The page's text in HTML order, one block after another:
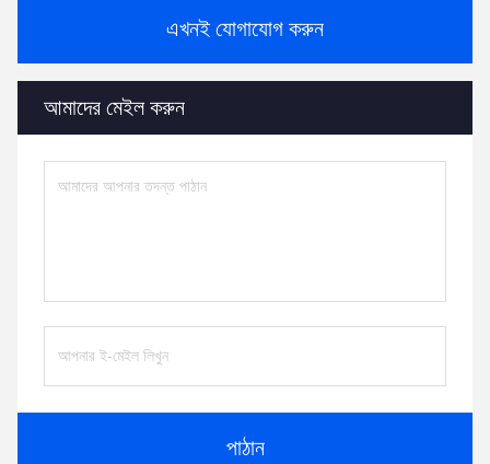
এখনই যোগাযোগ করুন
আমাদের মেইল ​​করুন
পাঠান